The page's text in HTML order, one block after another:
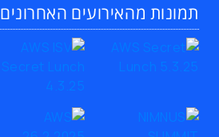
תמונות מהאירועים האחרונים